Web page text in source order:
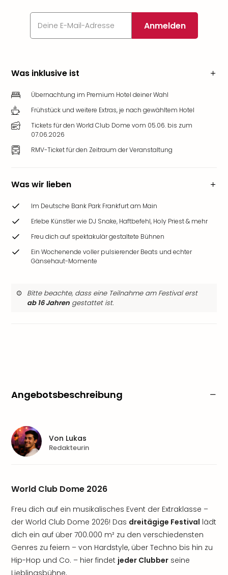
Anmelden
Was inklusive ist
Übernachtung im Premium Hotel deiner Wahl
Frühstück und weitere Extras, je nach gewähltem Hotel
Tickets für den World Club Dome vom 05.06. bis zum
07.06.2026
RMV-Ticket für den Zeitraum der Veranstaltung
Was wir lieben
Im Deutsche Bank Park Frankfurt am Main
Erlebe Künstler wie DJ Snake, Haftbefehl, Holy Priest & mehr
Freu dich auf spektakulär gestaltete Bühnen
Ein Wochenende voller pulsierender Beats und echter
Gänsehaut-Momente
Bitte beachte, dass eine Teilnahme am Festival erst
ab 16 Jahren gestattet ist.
Angebotsbeschreibung
World Club Dome 2026
Freu dich auf ein musikalisches Event der Extraklasse –
der World Club Dome 2026! Das dreitägige Festival lädt
dich ein auf über 700.000 m² zu den verschiedensten
Genres zu feiern – von Hardstyle, über Techno bis hin zu
Hip-Hop und Co. – hier findet jeder Clubber seine
Lieblingsbühne.
Von Lukas
Redakteurin